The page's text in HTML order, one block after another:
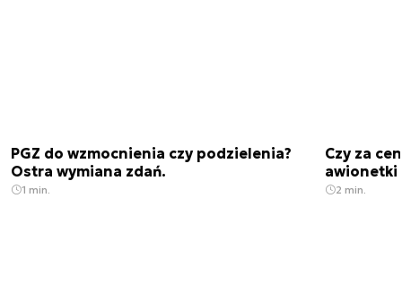
PGZ do wzmocnienia czy podzielenia?
Ostra wymiana zdań.
1 min.
Czy za
awionetki
2 min.